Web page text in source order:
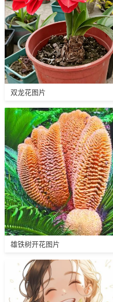
双龙花图片
雄铁树开花图片